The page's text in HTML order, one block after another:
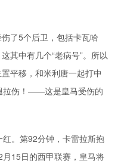
了5个后卫，包括卡瓦哈
其中有几个“老病号”。所以
平移，和米利唐一起打中
拉伤！——这是皇马受伤的
。第92分钟，卡雷拉斯抱
15日的西甲联赛，皇马将